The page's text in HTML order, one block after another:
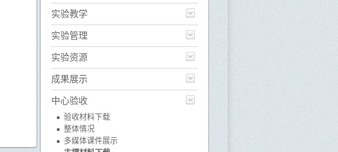
实验教学
实验管理
实验资源
成果展示
中心验收
验收材料下载
整体情况
多媒体课件展示